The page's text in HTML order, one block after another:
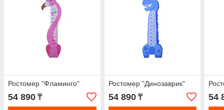
Ростомер "Фламинго"
54 890 ₸
Ростомер "Динозаврик"
54 890₸ 54